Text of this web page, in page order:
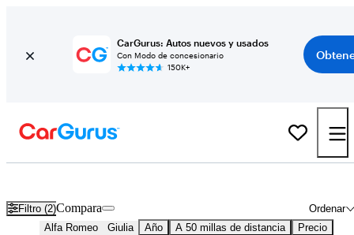
CarGurus: Autos nuevos y usados
Con Modo de concesionario
150K+
Filtro (2) Ordenar
Compara
Alfa Romeo Giulia Año A 50 millas de distancia Precio